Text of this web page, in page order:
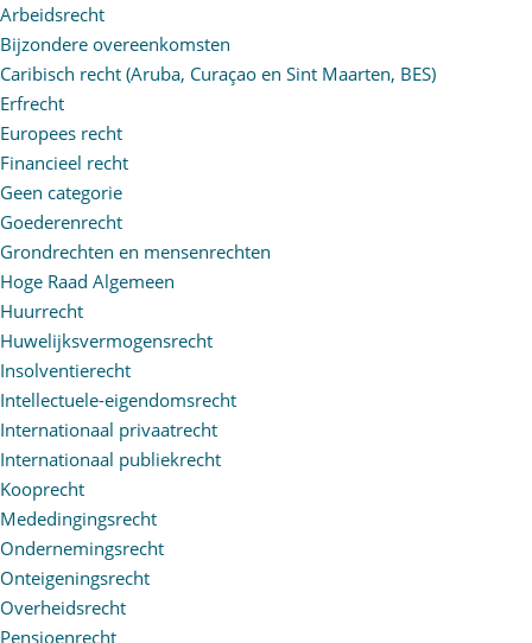
Arbeidsrecht
Bijzondere overeenkomsten
Caribisch recht (Aruba, Curaçao en Sint Maarten, BES)
Erfrecht
Europees recht
Financieel recht
Geen categorie
Goederenrecht
Grondrechten en mensenrechten
Hoge Raad Algemeen
Huurrecht
Huwelijksvermogensrecht
Insolventierecht
Intellectuele-eigendomsrecht
Internationaal privaatrecht
Internationaal publiekrecht
Kooprecht
Mededingingsrecht
Ondernemingsrecht
Onteigeningsrecht
Overheidsrecht
Pensioenrecht